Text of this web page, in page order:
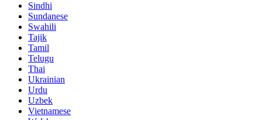
Sindhi
Sundanese
Swahili
Tajik
Tamil
Telugu
Thai
Ukrainian
Urdu
Uzbek
Vietnamese